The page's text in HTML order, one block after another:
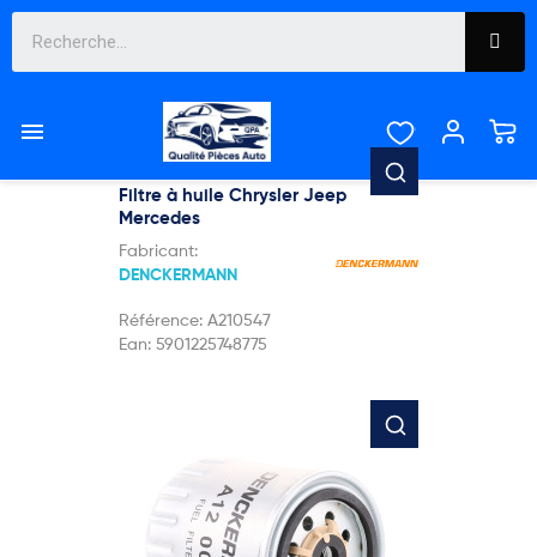


Affichage 13-15 de 15 article(s)
Filtre à huile Chrysler Jeep
Mercedes
Fabricant:
DENCKERMANN
Référence: A210547
Ean: 5901225748775
SUR COMMANDE, DÉLAIS
FOURNISSEUR À CONFIRMER